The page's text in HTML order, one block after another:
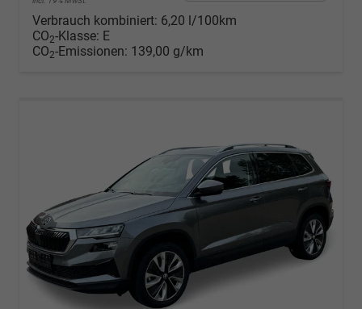
Verbrauch kombiniert: 6,20 l/100km
CO2-Klasse: E
CO2-Emissionen: 139,00 g/km